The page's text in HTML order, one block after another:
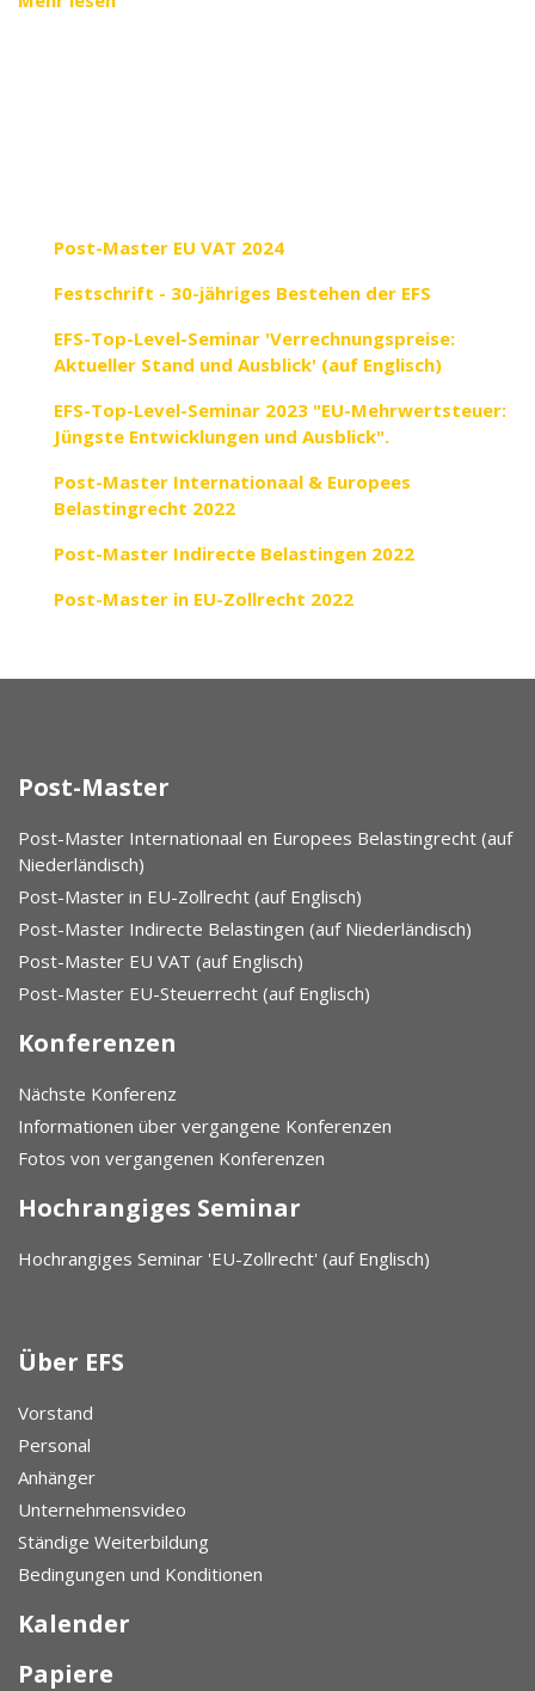
Post-Master EU VAT 2024
Festschrift - 30-jähriges Bestehen der EFS
EFS-Top-Level-Seminar 'Verrechnungspreise:
Aktueller Stand und Ausblick' (auf Englisch)
EFS-Top-Level-Seminar 2023 "EU-Mehrwertsteuer:
Jüngste Entwicklungen und Ausblick".
Post-Master Internationaal & Europees
Belastingrecht 2022
Post-Master Indirecte Belastingen 2022
Post-Master in EU-Zollrecht 2022
Post-Master
Post-Master Internationaal en Europees Belastingrecht (auf
Niederländisch)
Post-Master in EU-Zollrecht (auf Englisch)
Post-Master Indirecte Belastingen (auf Niederländisch)
Post-Master EU VAT (auf Englisch)
Post-Master EU-Steuerrecht (auf Englisch)
Konferenzen
Nächste Konferenz
Informationen über vergangene Konferenzen
Fotos von vergangenen Konferenzen
Hochrangiges Seminar
Hochrangiges Seminar 'EU-Zollrecht' (auf Englisch)
Über EFS
Vorstand
Personal
Anhänger
Unternehmensvideo
Ständige Weiterbildung
Bedingungen und Konditionen
Kalender
Papiere